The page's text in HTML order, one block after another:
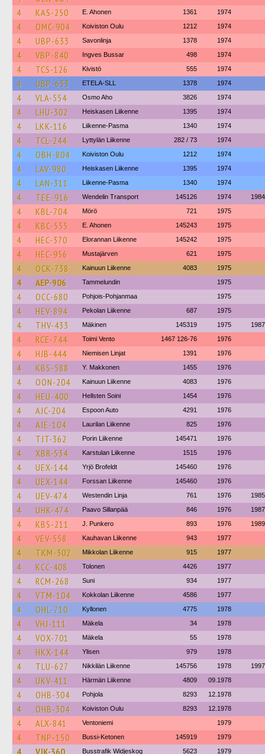
4 KAS-250 E. Ahonen 1361 1974
4 OMC-904 Koiviston Oulu 1212 1974
4 UBP-633 Savonlinja 1378 1974
4 VBP-840 Ingves Bussar 498 1974
4 TCS-126 Kivistö 555 1974
4 UBP-633 ETELA-SLL 1378 1974
4 VLA-554 Osmo Aho 3826 1974
4 LHU-302 Heiskasen Liikenne 1395 1974
4 LKK-116 Liikenne-Pasma 1340 1974
4 TCL-244 Lyttylän Liikenne 282 / 73 1974
4 OBH-804 Koiviston Oulu 1212 1974
4 LAV-980 Heiskasen Liikenne 1395 1974
4 LAN-311 Liikenne-Pasma 1340 1974
4 TEE-916 Wendelin Transport 145126 1974 1984
4 KBL-704 Mörö 721 1975
4 KBC-555 E. Ahonen 145243 1975
4 HEC-370 Elorannan Liikenne 145242 1975
4 HEC-956 Mustajärven 621 1975
4 OCK-738 Kainuun Liikenne 4083 1975
4 AEP-906 Tammelundin 1975
4 OCC-680 Pohjois-Pohjanmaa 1975
4 HEV-894 Pekolan Liikenne 687 1975
4 THV-433 Mäkinen 145319 1975 1987
4 RCE-744 Toimi Vento 1467 126-76 1976
4 HJB-444 Niemisen Linjat 1391 1976
4 KBS-588 Y. Makkonen 1455 1976
4 OON-204 Kainuun Liikenne 4083 1976
4 HEU-400 Hellsten Soini 1454 1976
4 AJC-204 Espoon Auto 4291 1976
4 AJE-104 Laurilan Liikenne 825 1976
4 TJT-362 Porin Liikenne 145471 1976
4 XBR-534 Karstulan Liikenne 1515 1976
4 UEX-144 Yrjö Brofeldt 145460 1976
4 UEX-144 Forssan Liikenne 145460 1976
4 UEV-474 Westendin Linja 761 1976 1985
4 UHK-474 Paavo Sillanpää 846 1976 1987
4 KBS-211 J. Punkero 893 1976 1989
4 VEV-558 Kauhavan Liikenne 943 1977
4 TKM-302 Mikkolan Liikenne 915 1977
4 KCC-408 Tolonen 4426 1977
4 RCM-268 Suni 934 1977
4 VTM-104 Kokkolan Liikenne 4586 1977
4 OHL-710 Kyllonen 4775 1978
4 VHJ-111 Mäkela 34 1978
4 VOX-701 Mäkela 55 1978
4 HKX-144 Ylisen 979 1978
4 TLU-627 Nikkilän Liikenne 145756 1978 1997
4 UKV-411 Härmän Liikenne 4809 09.1978
4 OHB-304 Pohjola 8293 12.1978
4 OHB-304 Koiviston Oulu 8293 12.1978
4 ALX-841 Ventoniemi 1979
4 TNP-150 Bussi-Ketonen 145919 1979
4 VJK-360 Busstrafik Widjeskog 5623 1979